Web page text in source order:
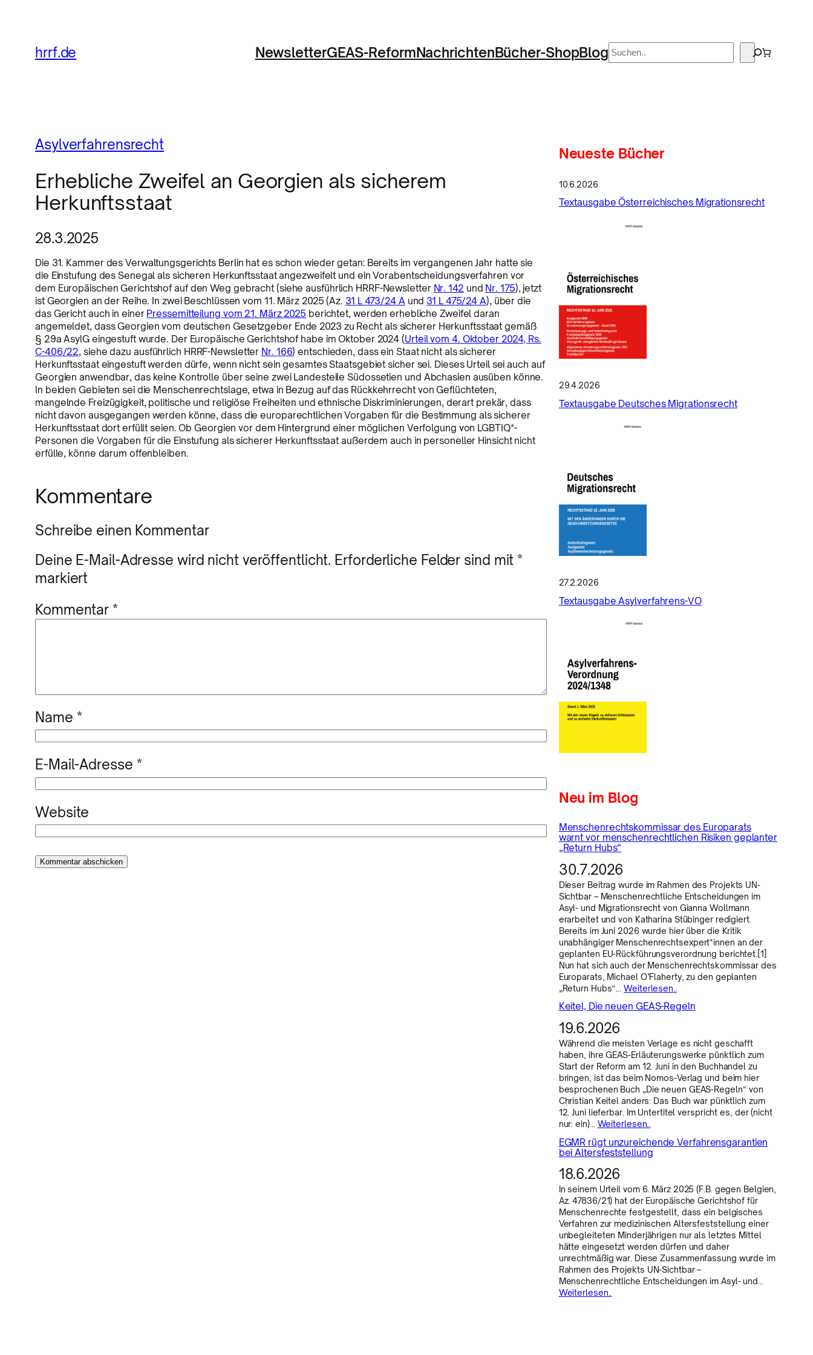
hrrf.de NewsletterGEAS-ReformNachrichtenBücher-ShopBlog Suchen
Asylverfahrensrecht
Erhebliche Zweifel an Georgien als sicherem
Herkunftsstaat
28.3.2025
Die 31. Kammer des Verwaltungsgerichts Berlin hat es schon wieder getan: Bereits im vergangenen Jahr hatte sie
die Einstufung des Senegal als sicheren Herkunftsstaat angezweifelt und ein Vorabentscheidungsverfahren vor
dem Europäischen Gerichtshof auf den Weg gebracht (siehe ausführlich HRRF-Newsletter Nr. 142 und Nr. 175), jetzt
ist Georgien an der Reihe. In zwei Beschlüssen vom 11. März 2025 (Az. 31 L 473/24 Aund 31 L 475/24 A), über die
das Gericht auch in einer Pressemitteilung vom 21. März 2025 berichtet, werden erhebliche Zweifel daran
angemeldet, dass Georgien vom deutschen Gesetzgeber Ende 2023 zu Recht als sicherer Herkunftsstaat gemäß
§ 29a AsylG eingestuft wurde. Der Europäische Gerichtshof habe im Oktober 2024 (Urteil vom 4. Oktober 2024, Rs.
C-406/22, siehe dazu ausführlich HRRF-Newsletter Nr. 166) entschieden, dass ein Staat nicht als sicherer
Herkunftsstaat eingestuft werden dürfe, wenn nicht sein gesamtes Staatsgebiet sicher sei. Dieses Urteil sei auch auf
Georgien anwendbar, das keine Kontrolle über seine zwei Landesteile Südossetien und Abchasien ausüben könne.
In beiden Gebieten sei die Menschenrechtslage, etwa in Bezug auf das Rückkehrrecht von Geflüchteten,
mangelnde Freizügigkeit, politische und religiöse Freiheiten und ethnische Diskriminierungen, derart prekär, dass
nicht davon ausgegangen werden könne, dass die europarechtlichen Vorgaben für die Bestimmung als sicherer
Herkunftsstaat dort erfüllt seien. Ob Georgien vor dem Hintergrund einer möglichen Verfolgung von LGBTIQ*-
Personen die Vorgaben für die Einstufung als sicherer Herkunftsstaat außerdem auch in personeller Hinsicht nicht
erfülle, könne darum offenbleiben.
Kommentare
Schreibe einen Kommentar
Deine E-Mail-Adresse wird nicht veröffentlicht. Erforderliche Felder sind mit *
markiert
Kommentar *
Name *
E-Mail-Adresse *
Website
Neueste Bücher
10.6.2026
Textausgabe Österreichisches Migrationsrecht
29.4.2026
Textausgabe Deutsches Migrationsrecht
27.2.2026
Textausgabe Asylverfahrens-VO
Neu im Blog
Menschenrechtskommissar des Europarats
warnt vor menschenrechtlichen Risiken geplanter
„Return Hubs“
30.7.2026
Dieser Beitrag wurde im Rahmen des Projekts UN-
Sichtbar – Menschenrechtliche Entscheidungen im
Asyl- und Migrationsrecht von Gianna Wollmann
erarbeitet und von Katharina Stübinger redigiert.
Bereits im Juni 2026 wurde hier über die Kritik
unabhängiger Menschenrechtsexpert*innen an der
geplanten EU-Rückführungsverordnung berichtet.[1]
Nun hat sich auch der Menschenrechtskommissar des
Europarats, Michael O’Flaherty, zu den geplanten
„Return Hubs“…Weiterlesen..
Keitel, Die neuen GEAS-Regeln
19.6.2026
Während die meisten Verlage es nicht geschafft
haben, ihre GEAS-Erläuterungswerke pünktlich zum
Start der Reform am 12. Juni in den Buchhandel zu
bringen, ist das beim Nomos-Verlag und beim hier
besprochenen Buch „Die neuen GEAS-Regeln“ von
Christian Keitel anders: Das Buch war pünktlich zum
12. Juni lieferbar. Im Untertitel verspricht es, der (nicht
nur: ein)… Weiterlesen..
EGMR rügt unzureichende Verfahrensgarantien
bei Altersfeststellung
18.6.2026
In seinem Urteil vom 6. März 2025 (F.B. gegen Belgien,
Az. 47836/21) hat der Europäische Gerichtshof für
Menschenrechte festgestellt, dass ein belgisches
Verfahren zur medizinischen Altersfeststellung einer
unbegleiteten Minderjährigen nur als letztes Mittel
hätte eingesetzt werden dürfen und daher
unrechtmäßig war. Diese Zusammenfassung wurde im
Rahmen des Projekts UN-Sichtbar –
Menschenrechtliche Entscheidungen im Asyl- und…
Weiterlesen..